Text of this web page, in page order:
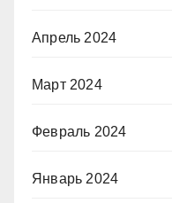
Апрель 2024
Март 2024
Февраль 2024
Январь 2024